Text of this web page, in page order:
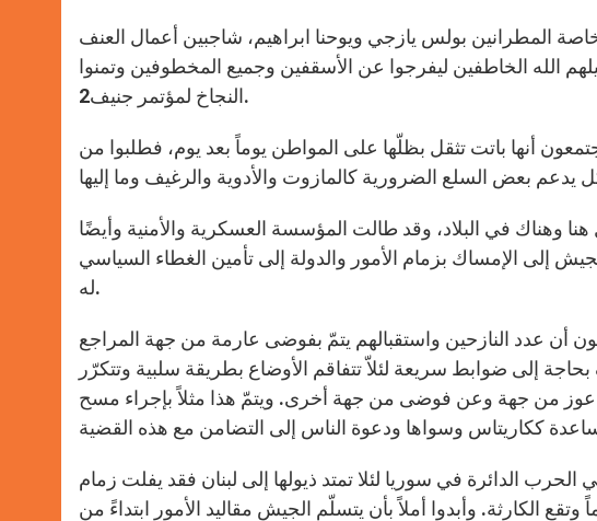
المطرانين بولس يازجي ويوحنا ابراهيم، شاجبين أعمال العنف
الله الخاطفين ليفرجوا عن الأسقفين وجميع المخطوفين وتمنوا
النجاخ لمؤتمر جنيف2.
أنها باتت تثقل بظلّها على المواطن يوماً بعد يوم، فطلبوا من
وهناك في البلاد، وقد طالت المؤسسة العسكرية والأمنية وأيضًا
إلى الإمساك بزمام الأمور والدولة إلى تأمين الغطاء السياسي
له.
أن عدد النازحين واستقبالهم يتمّ بفوضى عارمة من جهة المراجع
إلى ضوابط سريعة لئلاّ تتفاقم الأوضاع بطريقة سلبية وتتكرّر
عوز من جهة وعن فوضى من جهة أخرى. ويتمّ هذا مثلاً بإجراء مسح
الحرب الدائرة في سوريا لئلا تمتد ذيولها إلى لبنان فقد يفلت زمام
الكارثة. وأبدوا أملاً بأن يتسلّم الجيش مقاليد الأمور ابتداءً من